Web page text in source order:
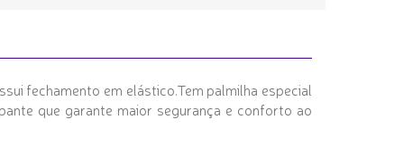
fechamento em elástico.Tem palmilha especial
que garante maior segurança e conforto ao